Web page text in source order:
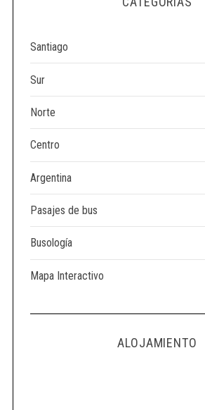
Santiago
Sur
Norte
Centro
Argentina
Pasajes de bus
Busología
Mapa Interactivo
ALOJAMIENTO
c
h
o
: